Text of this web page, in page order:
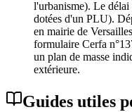
l'urbanisme). Le
dotées d'un PLU).
en mairie de
formulaire Cerfa
un plan de masse
extérieure.
Guides utiles